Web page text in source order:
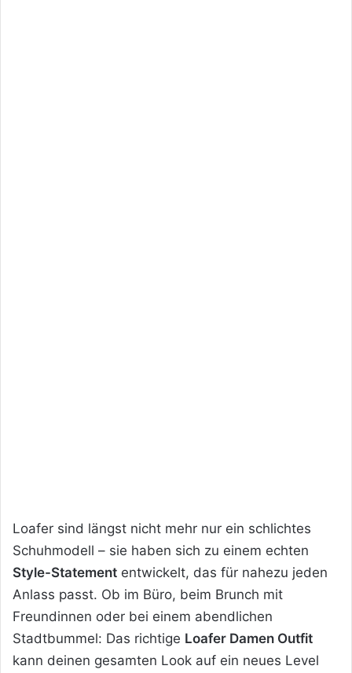
Loafer sind längst nicht mehr nur ein schlichtes
Schuhmodell – sie haben sich zu einem echten
Style-Statement entwickelt, das für nahezu jeden
Anlass passt. Ob im Büro, beim Brunch mit
Freundinnen oder bei einem abendlichen
Stadtbummel: Das richtige Loafer Damen Outfit
kann deinen gesamten Look auf ein neues Level